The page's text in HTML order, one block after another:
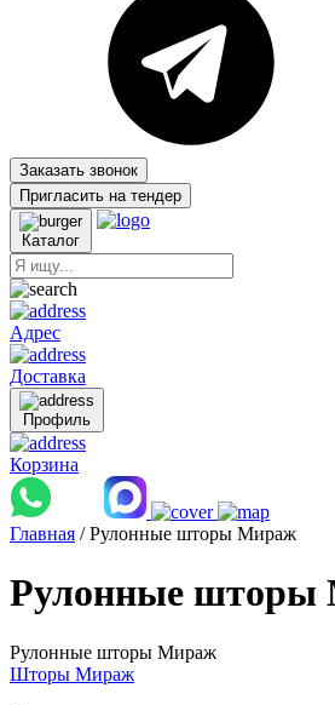
Заказать звонок
Пригласить на тендер
Каталог
Адрес
Доставка
Профиль
Корзина
Главная / Рулонные шторы Мираж
Рулонные
Рулонные шторы Мираж
Шторы Мираж